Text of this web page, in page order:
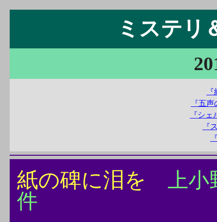
ミステリ
『五
『シ
『
紙の碑に泪を
上
件